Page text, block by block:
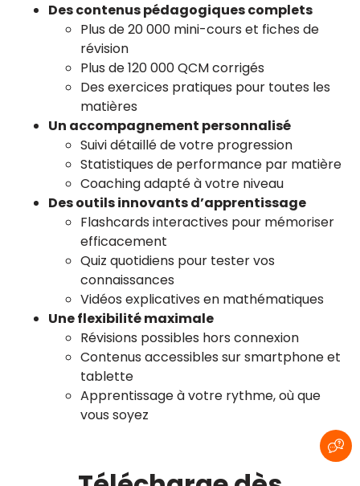
Des contenus pédagogiques complets
Plus de 20 000 mini-cours et fiches de
révision
Plus de 120 000 QCM corrigés
Des exercices pratiques pour toutes les
matières
Un accompagnement personnalisé
Suivi détaillé de votre progression
Statistiques de performance par matière
Coaching adapté à votre niveau
Des outils innovants d’apprentissage
Flashcards interactives pour mémoriser
efficacement
Quiz quotidiens pour tester vos
connaissances
Vidéos explicatives en mathématiques
Une flexibilité maximale
Révisions possibles hors connexion
Contenus accessibles sur smartphone et
tablette
Apprentissage à votre rythme, où que
vous soyez